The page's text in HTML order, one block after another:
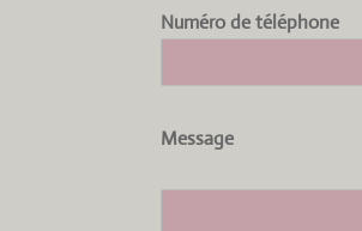
Numéro de téléphone
Message